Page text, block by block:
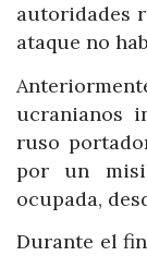
autoridades
ataque no
ucranianos
ruso
por un
ocupada,
Durante el